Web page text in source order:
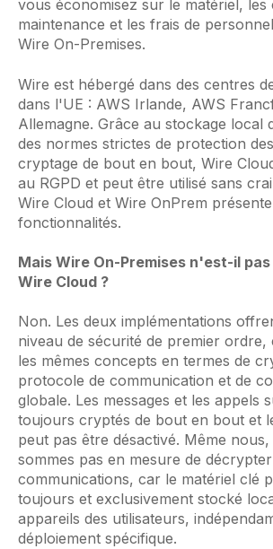
vous économisez sur le matériel, les
maintenance et les frais de
Wire On-Premises.
Wire est hébergé dans des centres
dans l'UE : AWS Irlande, AWS
Allemagne. Grâce au stockage local
des normes strictes de protection
cryptage de bout en bout, Wire
au RGPD et peut être utilisé sans
Wire Cloud et Wire OnPrem
fonctionnalités.
Mais Wire On-Premises n'est-il
Wire Cloud ?
Non. Les deux implémentations
niveau de sécurité de premier ordre,
les mêmes concepts en termes de
protocole de communication et de
globale. Les messages et les appels
toujours cryptés de bout en bout et
peut pas être désactivé. Même
sommes pas en mesure de
communications, car le matériel clé
toujours et exclusivement stocké
appareils des utilisateurs,
déploiement spécifique.